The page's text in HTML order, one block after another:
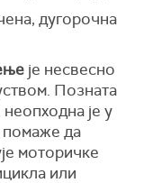
дугорочна
је несвесно
Позната
је у
помаже да
моторичке
или